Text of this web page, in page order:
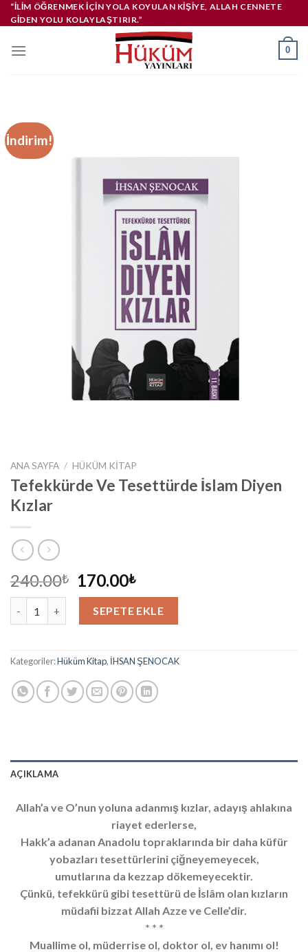
İçeriğe
atla
“İLIM ÖĞRENMEK IÇIN YOLA KOYULAN KIŞIYE, ALLAH CENNETE
GIDEN YOLU KOLAYLAŞTIRIR.”
0
İndirim!
ANA SAYFA / HÜKÜM KITAP
Tefekkürde Ve Tesettürde İslam Diyen
Kızlar
240.00₺
Orijinal
fiyat:
240.00₺.
170.00₺Şu
andaki
fiyat:
170.00₺.
SEPETE EKLE
Kategoriler:Hüküm Kitap, İHSAN ŞENOCAK
AÇIKLAMA
Allah’a ve O’nun yoluna adanmış kızlar, adayış ahlakına
riayet ederlerse,
Hakk’a adanan Anadolu topraklarında bir daha küfür
yobazları tesettürlerini çiğneyemeyecek,
umutlarına da kezzap dökemeyecektir.
Çünkü, tefekkürü gibi tesettürü de İslâm olan kızların
müdafii bizzat Allah Azze ve Celle’dir.
* * *
Muallime ol, müderrise ol, doktor ol, ev hanımı ol!